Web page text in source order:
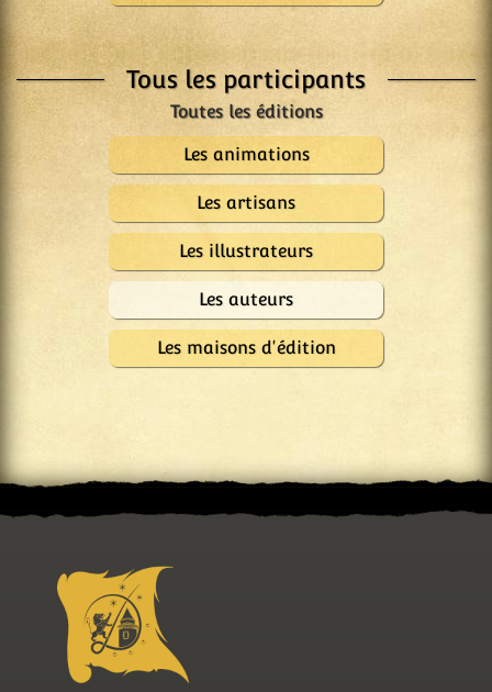
Tous les participants
Les animations
Les artisans
Les illustrateurs
Les auteurs
Les maisons d'édition